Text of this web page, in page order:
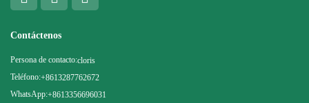
Contáctenos
Persona de contacto:cloris
Teléfono:+8613287762672
WhatsApp:+8613356696031